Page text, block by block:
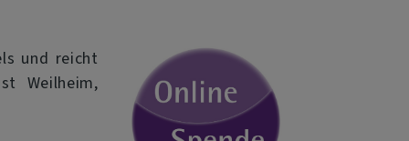
und reicht
Weilheim,